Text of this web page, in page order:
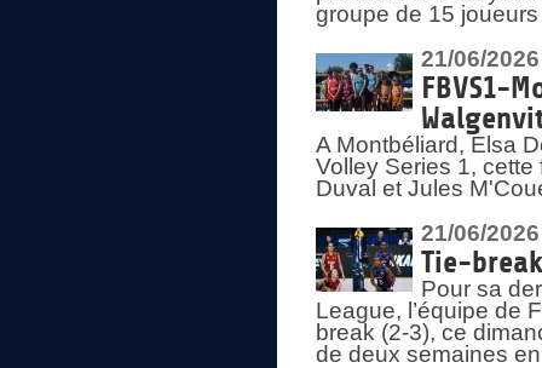
groupe de 15
21/06/2026
FBVS1-
A Montbéliard, Elsa
Volley Series 1,
Duval et Jules
21/06/2026
Tie-
Pour sa
League, l’équipe de
break (2-3), ce
de deux semaines